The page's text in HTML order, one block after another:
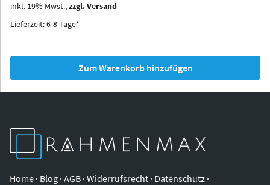
Iowa
inkl. 19% Mwst.,zzgl. Versand
Lieferzeit: 6-8 Tage*
Zum Warenkorb hinzufügen
Home · Blog · AGB · Widerrufsrecht · Datenschutz ·